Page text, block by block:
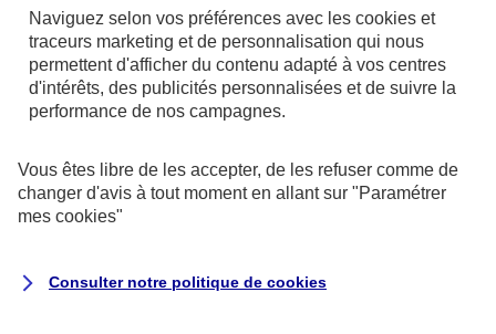
surwww.orias.fr)
AXA Assistance France Assurances,
S.A au capital de 51 429 430,40 €,
Siège social :
8-10, rue Paul Vaillant Couturier
Naviguez selon vos préférences avec les cookies et
traceurs marketing et de personnalisation qui nous
permettent d'afficher du contenu adapté à vos centres
d'intérêts, des publicités personnalisées et de suivre la
performance de nos campagnes.
Vous êtes libre de les accepter, de les refuser comme de
changer d'avis à tout moment en allant sur "Paramétrer
mes cookies"
Consulter notre politique de cookies